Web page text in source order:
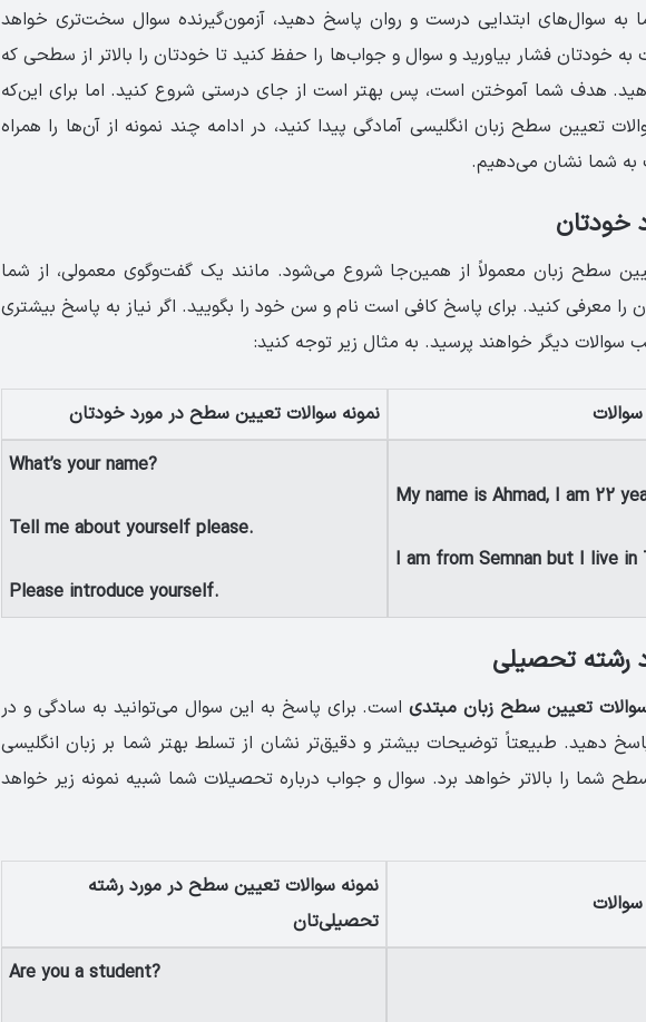
به سوال‌های ابتدایی درست و روان پاسخ دهید، آزمون‌گیرنده سوال سخت‌تری خواهد
به خودتان فشار بیاورید و سوال و جواب‌ها را حفظ کنید تا خودتان را بالاتر از سطحی که
هدف شما آموختن است، پس بهتر است از جای درستی شروع کنید. اما برای این‌که
تعیین سطح زبان انگلیسی آمادگی پیدا کنید، در ادامه چند نمونه از آن‌ها را همراه
شما نشان می‌دهیم.
خودتان
سطح زبان معمولاً از همین‌جا شروع می‌شود. مانند یک گفت‌وگوی معمولی، از شما
را معرفی کنید. برای پاسخ کافی است نام و سن خود را بگویید. اگر نیاز به پاسخ بیشتری
سوالات دیگر خواهند پرسید. به مثال زیر توجه کنید:
نمونه سوالات تعیین سطح در مورد خودتان
My name is Ahmad, I am 22
I am from Semnan but I live in
What’s your name?
Tell me about yourself please.
Please introduce yourself.
رشته تحصیلی
تعیین سطح زبان مبتدیاست. برای پاسخ به این سوال می‌توانید به‌ سادگی و در
دهید. طبیعتاً توضیحات بیشتر و دقیق‌تر نشان از تسلط بهتر شما بر زبان انگلیسی
شما را بالاتر خواهد برد. سوال و جواب درباره تحصیلات شما شبیه نمونه زیر خواهد
نمونه سوالات تعیین سطح در مورد رشته
تحصیلی‌تان
Are you a student?